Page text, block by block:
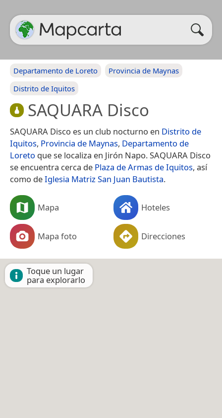
Departamento de Loreto
Provincia de Maynas
Distrito de Iquitos
SAQUARA Disco
SAQUARA Disco es un club nocturno en Distrito de
Iquitos, Provincia de Maynas, Departamento de
Loreto que se localiza en Jirón Napo. SAQUARA Disco
se encuentra cerca de Plaza de Armas de Iquitos, así
como deIglesia Matriz San Juan Bautista.
Mapa Hoteles
Mapa foto Direcciones
Toque un lugar
para explorarlo